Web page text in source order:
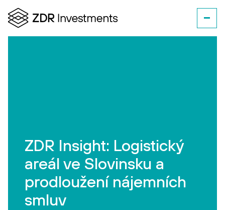
ZDR Insight: Logistický
areál ve Slovinsku a
prodloužení nájemních
smluv